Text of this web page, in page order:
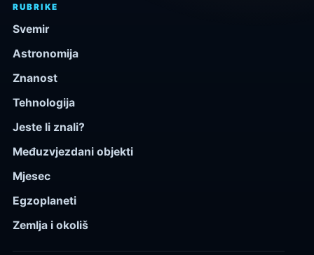
RUBRIKE
Svemir
Astronomija
Znanost
Tehnologija
Jeste li znali?
Međuzvjezdani objekti
Mjesec
Egzoplaneti
Zemlja i okoliš